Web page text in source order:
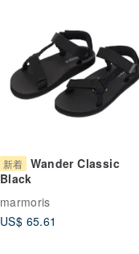
新着 Wander Classic
Black
marmoris
US$ 65.61